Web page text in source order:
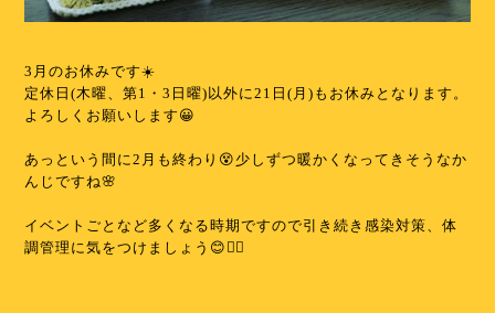
3月のお休みです☀️
定休日(木曜、第1・3日曜)以外に21日(月)もお休みとなります。
よろしくお願いします😀
あっという間に2月も終わり😵少しずつ暖かくなってきそうなか
んじですね🌸
イベントごとなど多くなる時期ですので引き続き感染対策、体
調管理に気をつけましょう😊✊🏻